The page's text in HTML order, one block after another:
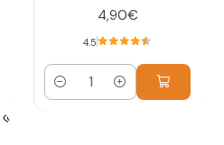
4,90€
4.5
Quantidade